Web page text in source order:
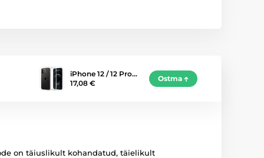
iPhone 12 / 12 Pro…
17,08 €
Ostma
on täiuslikult kohandatud, täielikult